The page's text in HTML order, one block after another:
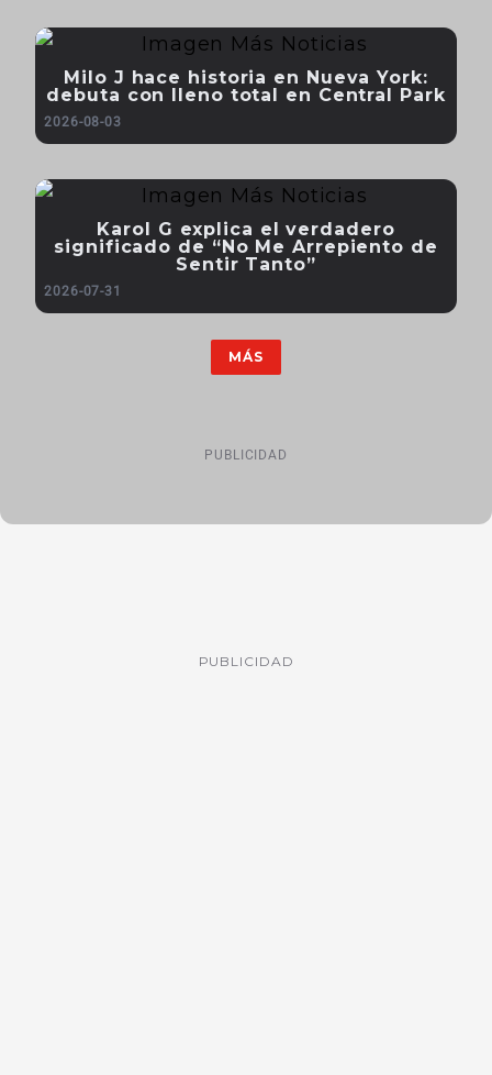
Milo J hace historia en Nueva York:
debuta con lleno total en Central Park
2026-08-03
Karol G explica el verdadero
significado de “No Me Arrepiento de
Sentir Tanto”
2026-07-31
MÁS
PUBLICIDAD
PUBLICIDAD